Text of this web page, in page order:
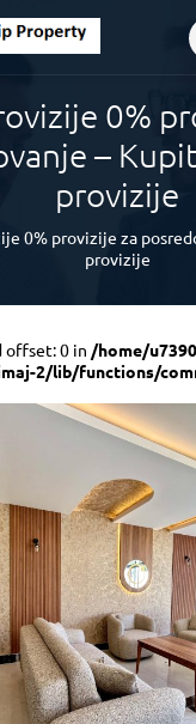
0%
–
provizije
0% provizije za
provizije
offset: 0 in /home/
2/lib/functions/